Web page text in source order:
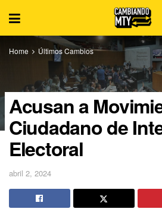
Home Últimos Cambios
Acusan a
Ciudadano de
Electoral
abril 2, 2024